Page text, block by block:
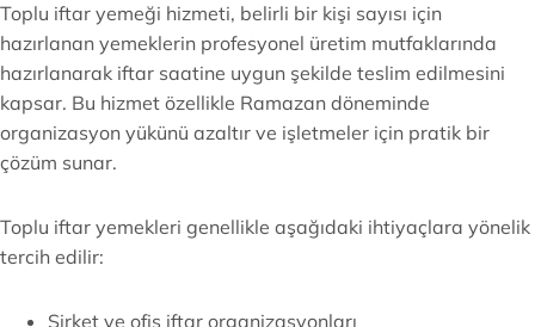
Toplu iftar yemeği hizmeti, belirli bir kişi sayısı için
hazırlanan yemeklerin profesyonel üretim mutfaklarında
hazırlanarak iftar saatine uygun şekilde teslim edilmesini
kapsar. Bu hizmet özellikle Ramazan döneminde
organizasyon yükünü azaltır ve işletmeler için pratik bir
çözüm sunar.
Toplu iftar yemekleri genellikle aşağıdaki ihtiyaçlara yönelik
tercih edilir:
Şirket ve ofis iftar organizasyonları